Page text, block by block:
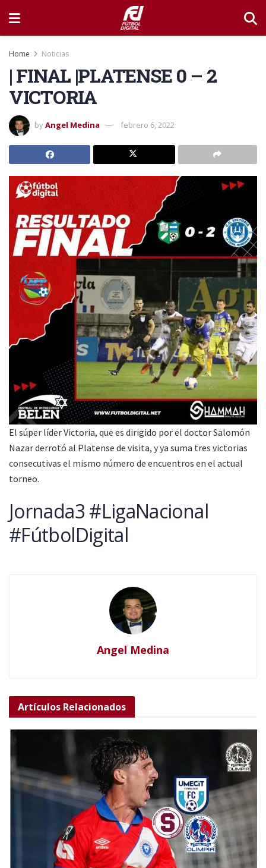
Home Noticias
| FINAL |PLATENSE 0 – 2
VICTORIA
byAngel Medina febrero 6, 2022
El súper líder Victoria, que es dirigido por el doctor Salomón
Nazar derrotó al Platense de visita, y ya suma tres victorias
consecutivas el mismo número de encuentros en el actual
torneo.
Jornada3 #LigaNacional
#FútbolDigital
Angel Medina
Artículos Relacionados